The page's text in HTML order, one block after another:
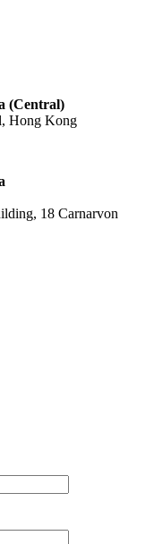
(Central)
Hong Kong
18 Carnarvon